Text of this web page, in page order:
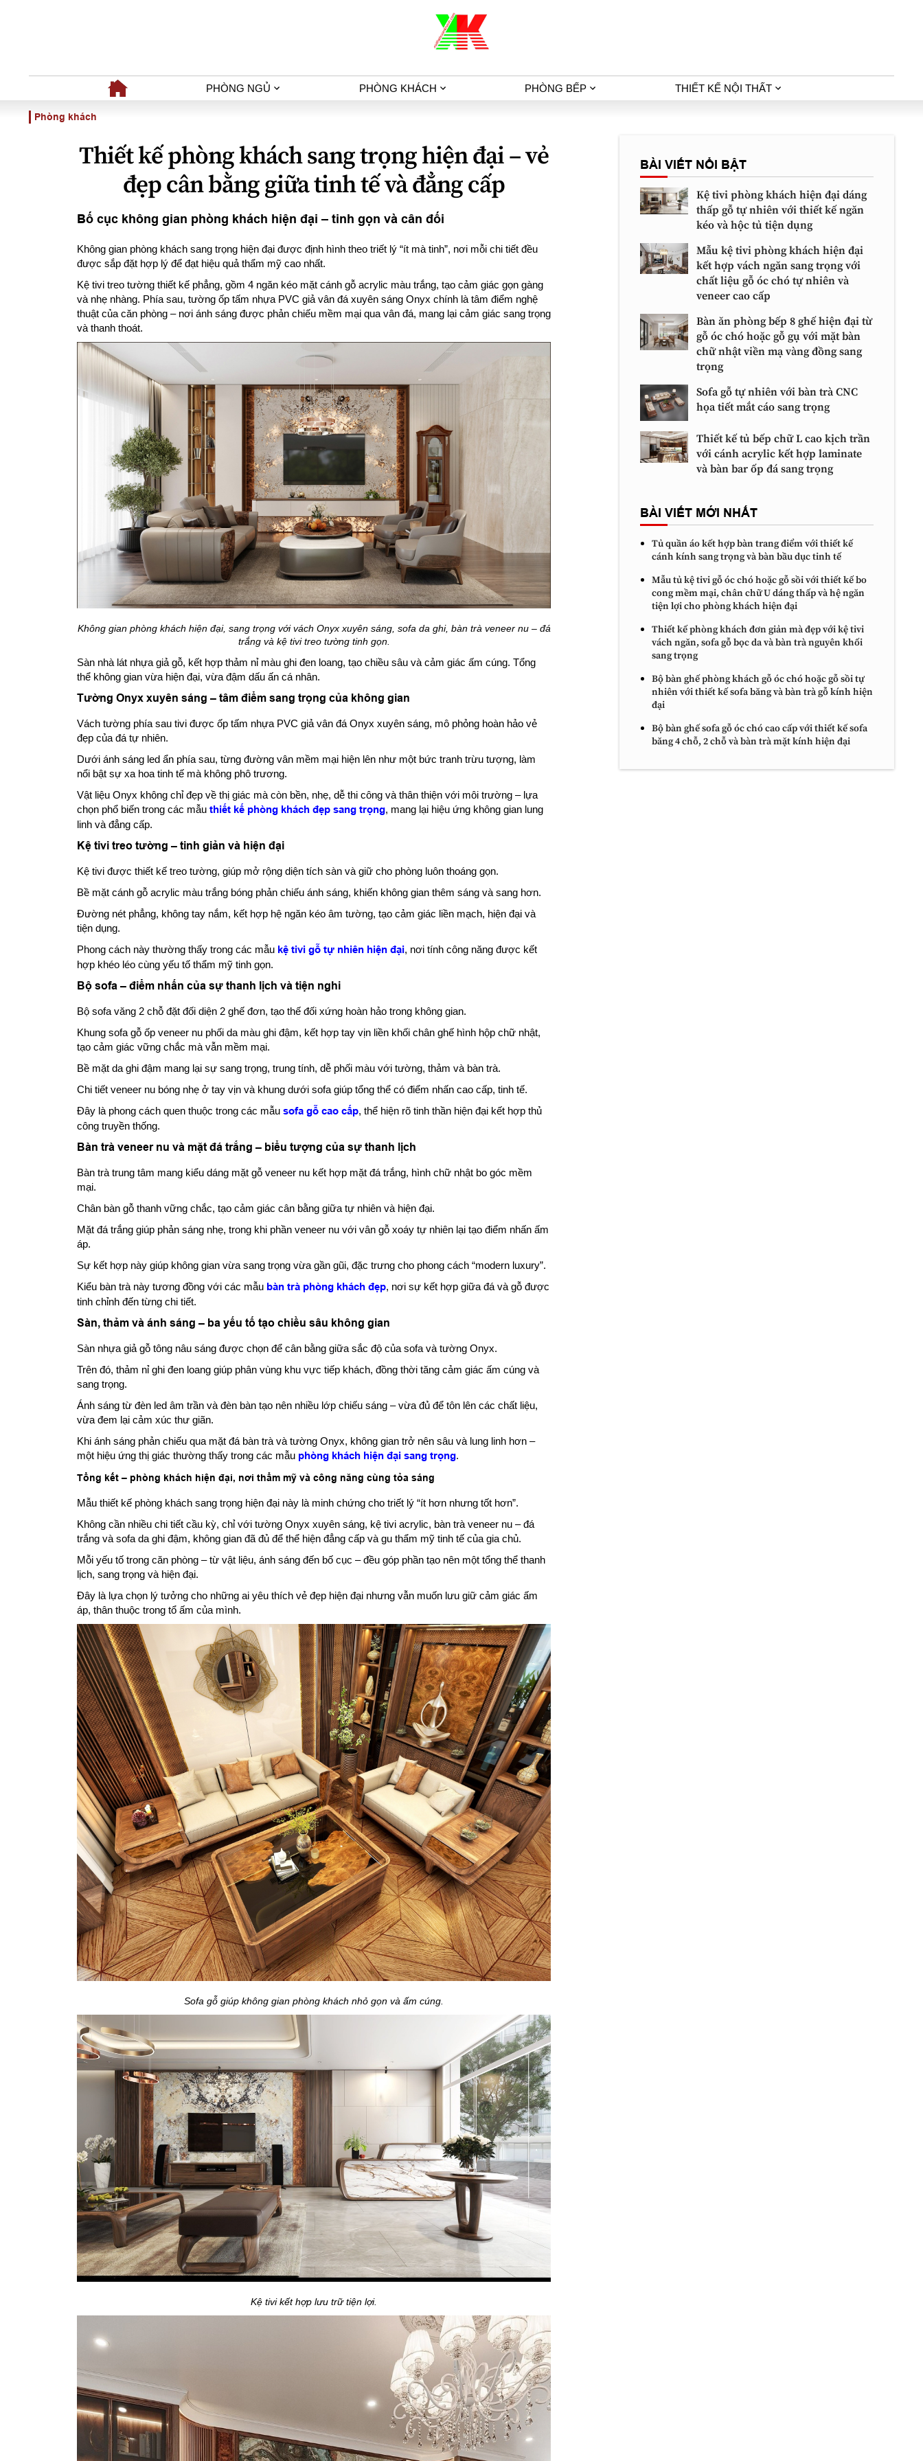
PHÒNG NGỦ PHÒNG KHÁCH PHÒNG BẾP THIẾT KẾ NỘI THẤT
Phòng khách
Thiết kế phòng khách sang trọng hiện đại – vẻ
đẹp cân bằng giữa tinh tế và đẳng cấp
Bố cục không gian phòng khách hiện đại – tinh gọn và cân đối
Không gian phòng khách sang trọng hiện đại được định hình theo triết lý “ít mà tinh”, nơi mỗi chi tiết đều
được sắp đặt hợp lý để đạt hiệu quả thẩm mỹ cao nhất.
Kệ tivi treo tường thiết kế phẳng, gồm 4 ngăn kéo mặt cánh gỗ acrylic màu trắng, tạo cảm giác gọn gàng
và nhẹ nhàng. Phía sau, tường ốp tấm nhựa PVC giả vân đá xuyên sáng Onyx chính là tâm điểm nghệ
thuật của căn phòng – nơi ánh sáng được phản chiếu mềm mại qua vân đá, mang lại cảm giác sang trọng
và thanh thoát.
Không gian phòng khách hiện đại, sang trọng với vách Onyx xuyên sáng, sofa da ghi, bàn trà veneer nu – đá
trắng và kệ tivi treo tường tinh gọn.
Sàn nhà lát nhựa giả gỗ, kết hợp thảm nỉ màu ghi đen loang, tạo chiều sâu và cảm giác ấm cúng. Tổng
thể không gian vừa hiện đại, vừa đậm dấu ấn cá nhân.
Tường Onyx xuyên sáng – tâm điểm sang trọng của không gian
Vách tường phía sau tivi được ốp tấm nhựa PVC giả vân đá Onyx xuyên sáng, mô phỏng hoàn hảo vẻ
đẹp của đá tự nhiên.
Dưới ánh sáng led ẩn phía sau, từng đường vân mềm mại hiện lên như một bức tranh trừu tượng, làm
nổi bật sự xa hoa tinh tế mà không phô trương.
Vật liệu Onyx không chỉ đẹp về thị giác mà còn bền, nhẹ, dễ thi công và thân thiện với môi trường – lựa
chọn phổ biến trong các mẫu thiết kế phòng khách đẹp sang trọng, mang lại hiệu ứng không gian lung
linh và đẳng cấp.
Kệ tivi treo tường – tinh giản và hiện đại
Kệ tivi được thiết kế treo tường, giúp mở rộng diện tích sàn và giữ cho phòng luôn thoáng gọn.
Bề mặt cánh gỗ acrylic màu trắng bóng phản chiếu ánh sáng, khiến không gian thêm sáng và sang hơn.
Đường nét phẳng, không tay nắm, kết hợp hệ ngăn kéo âm tường, tạo cảm giác liền mạch, hiện đại và
tiện dụng.
Phong cách này thường thấy trong các mẫu kệ tivi gỗ tự nhiên hiện đại, nơi tính công năng được kết
hợp khéo léo cùng yếu tố thẩm mỹ tinh gọn.
Bộ sofa – điểm nhấn của sự thanh lịch và tiện nghi
Bộ sofa văng 2 chỗ đặt đối diện 2 ghế đơn, tạo thế đối xứng hoàn hảo trong không gian.
Khung sofa gỗ ốp veneer nu phối da màu ghi đậm, kết hợp tay vịn liền khối chân ghế hình hộp chữ nhật,
tạo cảm giác vững chắc mà vẫn mềm mại.
Bề mặt da ghi đậm mang lại sự sang trọng, trung tính, dễ phối màu với tường, thảm và bàn trà.
Chi tiết veneer nu bóng nhẹ ở tay vịn và khung dưới sofa giúp tổng thể có điểm nhấn cao cấp, tinh tế.
Đây là phong cách quen thuộc trong các mẫu sofa gỗ cao cấp, thể hiện rõ tinh thần hiện đại kết hợp thủ
công truyền thống.
Bàn trà veneer nu và mặt đá trắng – biểu tượng của sự thanh lịch
Bàn trà trung tâm mang kiểu dáng mặt gỗ veneer nu kết hợp mặt đá trắng, hình chữ nhật bo góc mềm
mại.
Chân bàn gỗ thanh vững chắc, tạo cảm giác cân bằng giữa tự nhiên và hiện đại.
Mặt đá trắng giúp phản sáng nhẹ, trong khi phần veneer nu với vân gỗ xoáy tự nhiên lại tạo điểm nhấn ấm
áp.
Sự kết hợp này giúp không gian vừa sang trọng vừa gần gũi, đặc trưng cho phong cách “modern luxury”.
Kiểu bàn trà này tương đồng với các mẫu bàn trà phòng khách đẹp, nơi sự kết hợp giữa đá và gỗ được
tinh chỉnh đến từng chi tiết.
Sàn, thảm và ánh sáng – ba yếu tố tạo chiều sâu không gian
Sàn nhựa giả gỗ tông nâu sáng được chọn để cân bằng giữa sắc độ của sofa và tường Onyx.
Trên đó, thảm nỉ ghi đen loang giúp phân vùng khu vực tiếp khách, đồng thời tăng cảm giác ấm cúng và
sang trọng.
Ánh sáng từ đèn led âm trần và đèn bàn tạo nên nhiều lớp chiếu sáng – vừa đủ để tôn lên các chất liệu,
vừa đem lại cảm xúc thư giãn.
Khi ánh sáng phản chiếu qua mặt đá bàn trà và tường Onyx, không gian trở nên sâu và lung linh hơn –
một hiệu ứng thị giác thường thấy trong các mẫu phòng khách hiện đại sang trọng.
Tổng kết – phòng khách hiện đại, nơi thẩm mỹ và công năng cùng tỏa sáng
Mẫu thiết kế phòng khách sang trọng hiện đại này là minh chứng cho triết lý “ít hơn nhưng tốt hơn”.
Không cần nhiều chi tiết cầu kỳ, chỉ với tường Onyx xuyên sáng, kệ tivi acrylic, bàn trà veneer nu – đá
trắng và sofa da ghi đậm, không gian đã đủ để thể hiện đẳng cấp và gu thẩm mỹ tinh tế của gia chủ.
Mỗi yếu tố trong căn phòng – từ vật liệu, ánh sáng đến bố cục – đều góp phần tạo nên một tổng thể thanh
lịch, sang trọng và hiện đại.
Đây là lựa chọn lý tưởng cho những ai yêu thích vẻ đẹp hiện đại nhưng vẫn muốn lưu giữ cảm giác ấm
áp, thân thuộc trong tổ ấm của mình.
Sofa gỗ giúp không gian phòng khách nhỏ gọn và ấm cúng.
Kệ tivi kết hợp lưu trữ tiện lợi.
BÀI VIẾT NỔI BẬT
Kệ tivi phòng khách hiện đại dáng
thấp gỗ tự nhiên với thiết kế ngăn
kéo và hộc tủ tiện dụng
Mẫu kệ tivi phòng khách hiện đại
kết hợp vách ngăn sang trọng với
chất liệu gỗ óc chó tự nhiên và
veneer cao cấp
Bàn ăn phòng bếp 8 ghế hiện đại từ
gỗ óc chó hoặc gỗ gụ với mặt bàn
chữ nhật viền mạ vàng đồng sang
trọng
Sofa gỗ tự nhiên với bàn trà CNC
họa tiết mắt cáo sang trọng
Thiết kế tủ bếp chữ L cao kịch trần
với cánh acrylic kết hợp laminate
và bàn bar ốp đá sang trọng
BÀI VIẾT MỚI NHẤT
Tủ quần áo kết hợp bàn trang điểm với thiết kế
cánh kính sang trọng và bàn bầu dục tinh tế
Mẫu tủ kệ tivi gỗ óc chó hoặc gỗ sồi với thiết kế bo
cong mềm mại, chân chữ U dáng thấp và hệ ngăn
tiện lợi cho phòng khách hiện đại
Thiết kế phòng khách đơn giản mà đẹp với kệ tivi
vách ngăn, sofa gỗ bọc da và bàn trà nguyên khối
sang trọng
Bộ bàn ghế phòng khách gỗ óc chó hoặc gỗ sồi tự
nhiên với thiết kế sofa băng và bàn trà gỗ kính hiện
đại
Bộ bàn ghế sofa gỗ óc chó cao cấp với thiết kế sofa
băng 4 chỗ, 2 chỗ và bàn trà mặt kính hiện đại